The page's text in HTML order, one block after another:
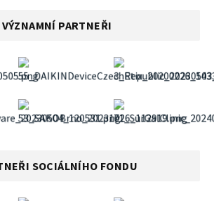
VÝZNAMNÍ PARTNEŘI
SOCIÁLNÍHO FONDU